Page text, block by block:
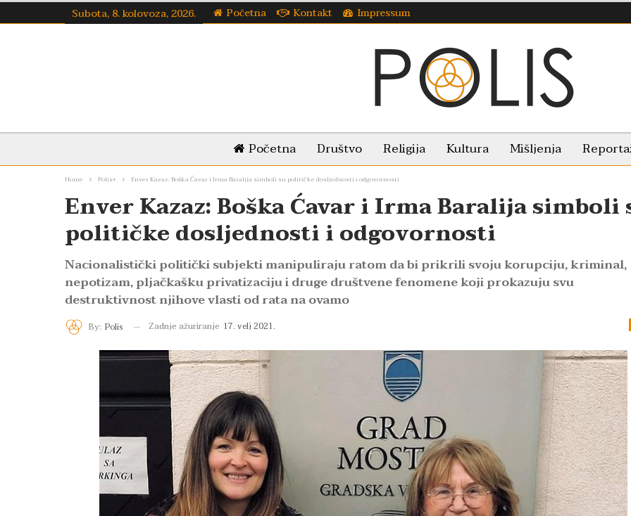
Subota, 8. kolovoza, 2026. Početna Kontakt Impressum
Početna Društvo Religija Kultura Mišljenja
Home Polis+ Enver Kazaz: Boška Ćavar i Irma Baralija simboli su političke dosljednosti i odgovornosti
Enver Kazaz: Boška Ćavar i Irma Baralija simboli
političke dosljednosti i odgovornosti
Nacionalistički politički subjekti manipuliraju ratom da bi prikrili svoju korupciju, kriminal,
nepotizam, pljačkašku privatizaciju i druge društvene fenomene koji prokazuju svu
destruktivnost njihove vlasti od rata na ovamo
By: Polis Zadnje ažuriranje 17. velj 2021.